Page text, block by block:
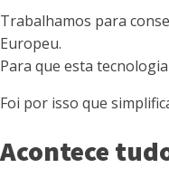
Trabalhamos para
Europeu.
Para que esta
Foi por isso que
Acontece